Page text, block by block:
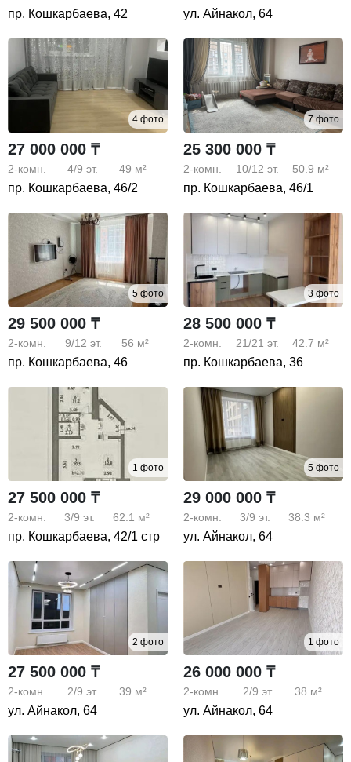
пр. Кошкарбаева, 42 ул. Айнакол, 64
4 фото
27 000 000 ₸
2-комн. 4/9 эт. 49 м²
пр. Кошкарбаева, 46/2
7 фото
25 300 000 ₸
2-комн. 10/12 эт. 50.9 м²
пр. Кошкарбаева, 46/1
5 фото
29 500 000 ₸
2-комн. 9/12 эт. 56 м²
пр. Кошкарбаева, 46
3 фото
28 500 000 ₸
2-комн. 21/21 эт. 42.7 м²
пр. Кошкарбаева, 36
1 фото
27 500 000 ₸
2-комн. 3/9 эт. 62.1 м²
пр. Кошкарбаева, 42/1 стр
5 фото
29 000 000 ₸
2-комн. 3/9 эт. 38.3 м²
ул. Айнакол, 64
2 фото
27 500 000 ₸
2-комн. 2/9 эт. 39 м²
ул. Айнакол, 64
1 фото
26 000 000 ₸
2-комн. 2/9 эт. 38 м²
ул. Айнакол, 64